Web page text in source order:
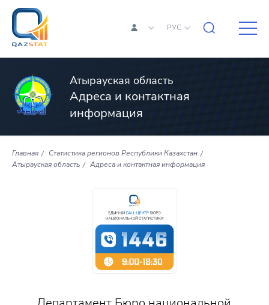
РУС
Атырауская область
Адреса и контактная
информация
Главная
Статистика регионов Республики Казахстан
Атырауская область
Адреса и контактная информация